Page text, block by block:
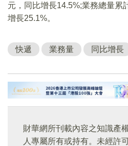
元，同比增長14.5%;業務總量累
增長25.1%。
快遞 業務量 同比增長
財華網所刊載內容之知識產
人專屬所有或持有。未經許